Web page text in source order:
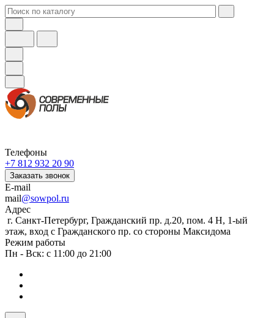
Телефоны
+7 812 932 20 90
Заказать звонок
E-mail
mail@sowpol.ru
Адрес
г. Санкт-Петербург, Гражданский пр. д.20, пом. 4 Н, 1-ый
этаж, вход с Гражданского пр. со стороны Максидома
Режим работы
Пн - Вск: с 11:00 до 21:00